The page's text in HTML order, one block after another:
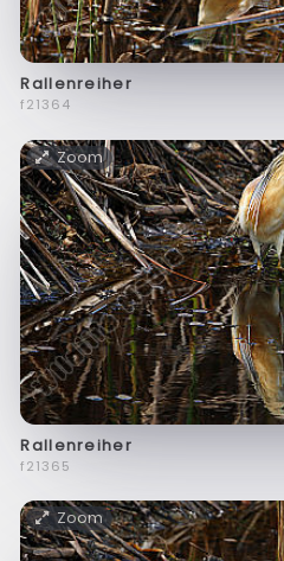
Rallenreiher
f21364
Zoom
Rallenreiher
f21365
Zoom